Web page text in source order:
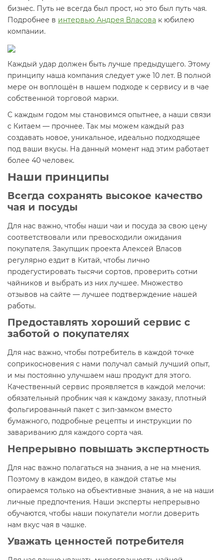
бизнес. Путь не всегда был прост, но это был путь чая.
Подробнее в интервью Андрея Власова к юбилею
компании.
Каждый удар должен быть лучше предыдущего. Этому
принципу наша компания следует уже 10 лет. В полной
мере он воплощён в нашем подходе к сервису и в чае
собственной торговой марки.
С каждым годом мы становимся опытнее, а наши связи
с Китаем — прочнее. Так мы можем каждый раз
создавать новое, уникальное, идеально подходящее
под ваши вкусы. На данный момент над этим работает
более 40 человек.
Наши принципы
Всегда сохранять высокое качество
чая и посуды
Для нас важно, чтобы наши чаи и посуда за свою цену
соответствовали или превосходили ожидания
покупателя. Закупщик проекта Алексей Власов
регулярно ездит в Китай, чтобы лично
продегустировать тысячи сортов, проверить сотни
чайников и выбрать из них лучшее. Множество
отзывов на сайте — лучшее подтверждение нашей
работы.
Предоставлять хороший сервис с
заботой о покупателях
Для нас важно, чтобы потребитель в каждой точке
соприкосновения с нами получал самый лучший опыт,
и мы постоянно улучшаем наш продукт для этого.
Качественный сервис проявляется в каждой мелочи:
обязательный пробник чая к каждому заказу, плотный
фольгированный пакет с зип-замком вместо
бумажного, подробные рецепты и инструкции по
завариванию для каждого сорта чая.
Непрерывно повышать экспертность
Для нас важно полагаться на знания, а не на мнения.
Поэтому в каждом видео, в каждой статье мы
опираемся только на объективные знания, а не на наши
личные предпочтения. Наши эксперты непрерывно
обучаются, чтобы наши покупатели могли доверить
нам вкус чая в чашке.
Уважать ценностей потребителя